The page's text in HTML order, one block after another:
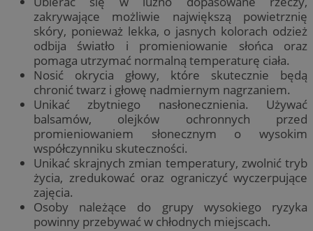
zakrywające możliwie największą powietrznię
skóry, ponieważ lekka, o jasnych kolorach odzież
odbija światło i promieniowanie słońca oraz
pomaga utrzymać normalną temperaturę ciała.
Nosić okrycia głowy, które skutecznie będą
chronić twarz i głowę nadmiernym nagrzaniem.
Unikać zbytniego nasłonecznienia. Używać
balsamów, olejków ochronnych przed
promieniowaniem słonecznym o wysokim
współczynniku skuteczności.
Unikać skrajnych zmian temperatury, zwolnić tryb
życia, zredukować oraz ograniczyć wyczerpujące
zajęcia.
Osoby należące do grupy wysokiego ryzyka
powinny przebywać w chłodnych miejscach.